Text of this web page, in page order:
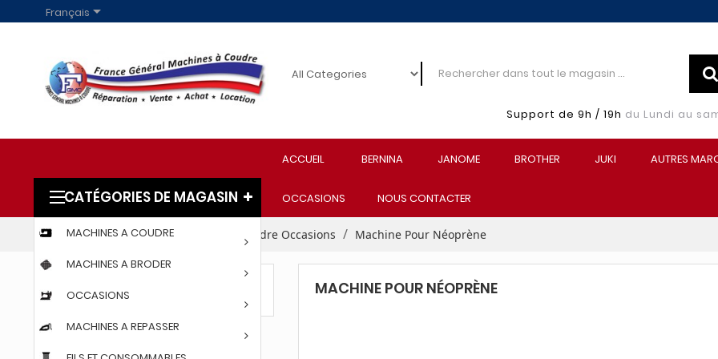
Français
Support de 9h / 19h du Lundi au
ACCUEIL BERNINA JANOME BROTHER JUKI AUTRES
OCCASIONS NOUS CONTACTER
CATÉGORIES DE MAGASIN
MACHINES A COUDRE
MACHINES A BRODER
OCCASIONS
MACHINES A REPASSER
Accueil OCCASIONS Machines à coudre Occasions Machine Pour Néoprène
MACHINE POUR NÉOPRÈNE MACHINE POUR NÉOPRÈNE